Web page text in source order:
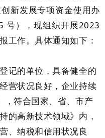
新发展专项资金使用办
号），现组织开展2023
工作。具体通知如下：
的单位，具备健全的
营状况良好，企业持续
，符合国家、省、市产
的高新技术领域》内，
、纳税和信用状况良